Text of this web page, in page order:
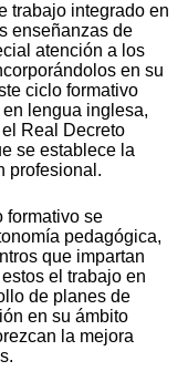
trabajo integrado en
enseñanzas de
atención a los
en su
ciclo formativo
lengua inglesa,
Real Decreto
se establece la
profesional.
formativo se
pedagógica,
que impartan
el trabajo en
de planes de
en su ámbito
la mejora